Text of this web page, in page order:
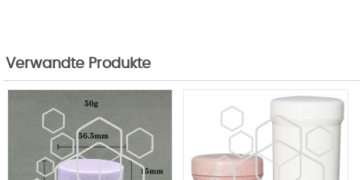
Verwandte Produkte